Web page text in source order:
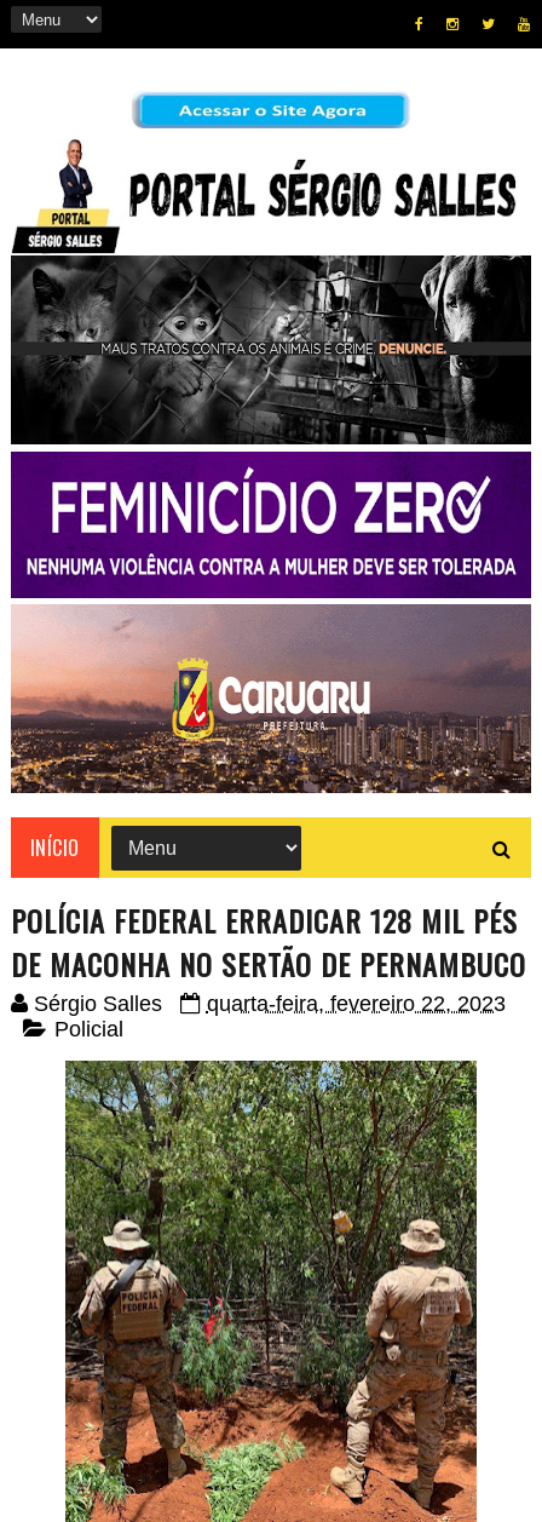
INÍCIO
POLÍCIA FEDERAL ERRADICAR 128 MIL PÉS
DE MACONHA NO SERTÃO DE PERNAMBUCO
Sérgio Salles
quarta-feira, fevereiro 22, 2023
Policial